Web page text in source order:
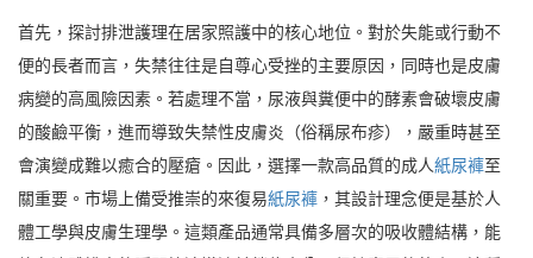
首先，探討排泄護理在居家照護中的核心地位。對於失能或行動不
便的長者而言，失禁往往是自尊心受挫的主要原因，同時也是皮膚
病變的高風險因素。若處理不當，尿液與糞便中的酵素會破壞皮膚
的酸鹼平衡，進而導致失禁性皮膚炎（俗稱尿布疹），嚴重時甚至
會演變成難以癒合的壓瘡。因此，選擇一款高品質的成人紙尿褲至
關重要。市場上備受推崇的來復易紙尿褲 ，其設計理念便是基於人
體工學與皮膚生理學。這類產品通常具備多層次的吸收體結構，能